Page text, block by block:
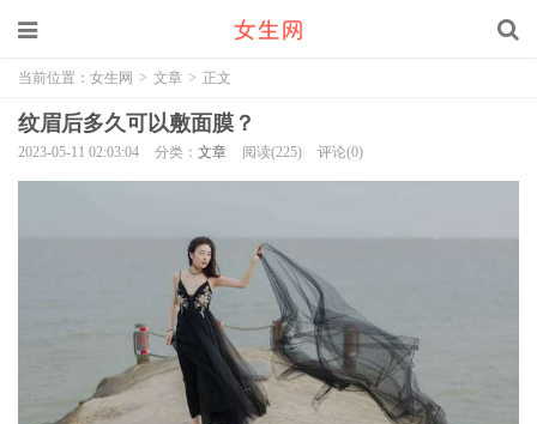
当前位置： 女生网 > 文章 > 正文
纹眉后多久可以敷面膜？
2023-05-11 02:03:04 分类： 文章 阅读(225) 评论(0)